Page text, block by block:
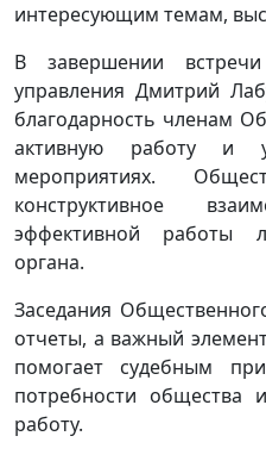
интересующим темам,
В завершении встречи
управления Дмитрий
благодарность членам
активную работу и
мероприятиях.
конструктивное
эффективной работы
органа.
Заседания
отчеты, а важный
помогает судебным
потребности общества
работу.